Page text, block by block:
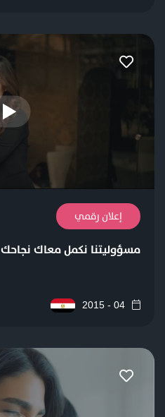
إعلان رقمي
مسؤوليتنا نكمل معاك نجاحك
04 - 2015